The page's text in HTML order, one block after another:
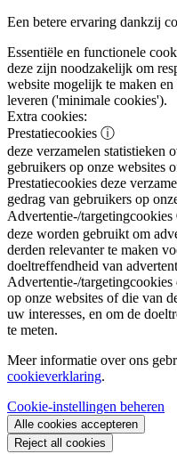
Een betere ervaring dankzij
Essentiële en functionele
deze zijn noodzakelijk om
website mogelijk te maken
leveren ('minimale cookies').
Extra cookies:
Prestatiecookies ⓘ
deze verzamelen statistieken
gebruikers op onze websites
Prestatiecookies deze
gedrag van gebruikers op
Advertentie-/targetingcookies
deze worden gebruikt om
derden relevanter te maken
doeltreffendheid van
Advertentie-/targetingcookies
op onze websites of die van
uw interesses, en om de
te meten.
Meer informatie over ons
cookieverklaring.
Cookie-instellingen beheren
Alle cookies accepteren
Reject all cookies